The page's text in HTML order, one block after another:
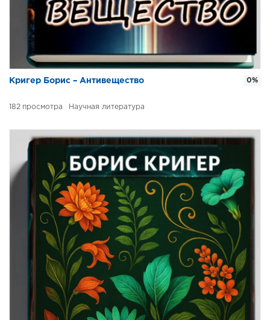
Кригер Борис – Антивещество
182 Научная литература
0%